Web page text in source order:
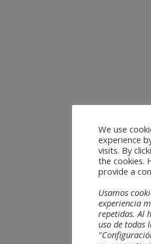
We use
experience
visits. By
the cookies.
provide a
Usamos
experiencia
repetidas. Al
uso de todas